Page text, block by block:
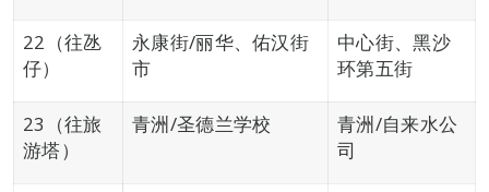
22（往氹
仔）
永康街/丽华、佑汉街
市
中心街、黑沙
环第五街
23（往旅
游塔）
青洲/圣德兰学校
青洲/自来水公
司